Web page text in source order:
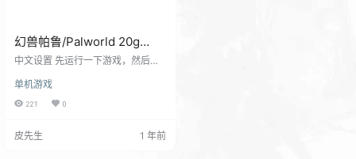
幻兽帕鲁/Palworld 20g
2024版下载
中文设置 先运行一下游戏，然后在
\Roaming\Goldberg SteamEmu Sa
ves\settings\language.txt文件打
鲁”，派他们进行战斗、建造、做农
单机游戏
221 0
皮先生 1 年前